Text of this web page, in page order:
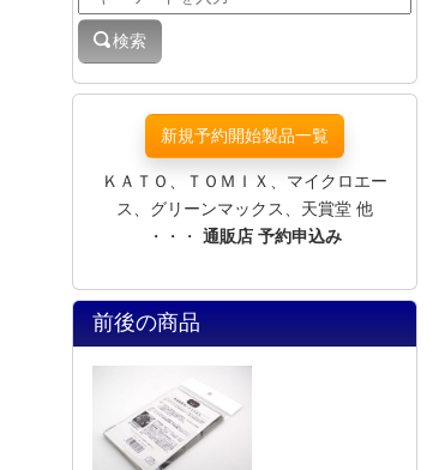
検索
新規予約開始製品一覧
ＫＡＴＯ、ＴＯＭＩＸ、マイクロエー
ス、グリーンマックス、天賞堂 他
・・・ 通販店 予約申込み
前後の商品